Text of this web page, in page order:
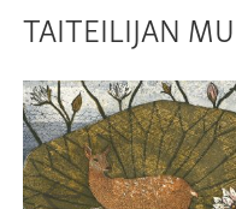
TAITEILIJAN